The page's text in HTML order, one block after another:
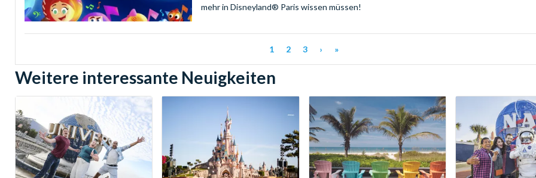
mehr in Disneyland® Paris wissen müssen!
1 2 3 › »
Weitere interessante Neuigkeiten